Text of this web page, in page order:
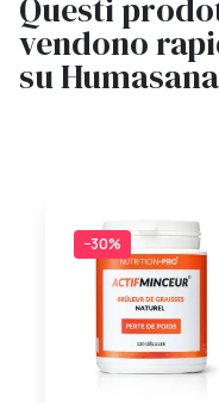
Questi
vendono
su Humasana
−30%